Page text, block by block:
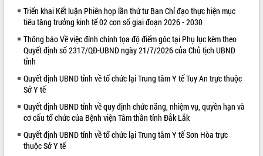
VIDEO
Triển khai Kết luận Phiên họp lần thứ tư Ban Chỉ đạo thực hiện mục
tiêu tăng trưởng kinh tế 02 con số giai đoạn 2026 - 2030
Thông báo Về việc đính chính tọa độ điểm góc tại Phụ lục kèm theo
Quyết định số 2317/QĐ-UBND ngày 21/7/2026 của Chủ tịch UBND
tỉnh
Quyết định UBND tỉnh về tổ chức lại Trung tâm Y tế Tuy An trực thuộc
Sở Y tế
Quyết định UBND tỉnh về quy định chức năng, nhiệm vụ, quyền hạn và
cơ cấu tổ chức của Bệnh viện Tâm thần tỉnh Đắk Lắk
Quyết định UBND tỉnh về tổ chức lại Trung tâm Y tế Sơn Hòa trực
thuộc Sở Y tế